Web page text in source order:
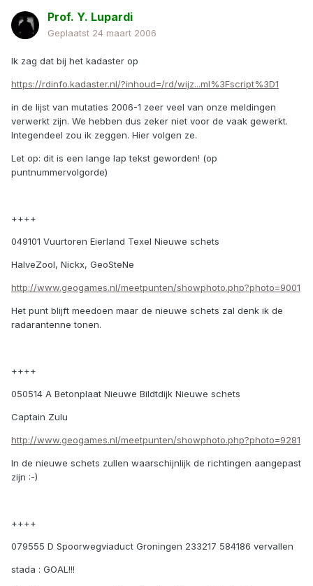
Prof. Y. Lupardi
Geplaatst 24 maart 2006
Ik zag dat bij het kadaster op
https://rdinfo.kadaster.nl/?inhoud=/rd/wijz...ml%3Fscript%3D1
in de lijst van mutaties 2006-1 zeer veel van onze meldingen
verwerkt zijn. We hebben dus zeker niet voor de vaak gewerkt.
Integendeel zou ik zeggen. Hier volgen ze.
Let op: dit is een lange lap tekst geworden! (op
puntnummervolgorde)
++++
049101 Vuurtoren Eierland Texel Nieuwe schets
HalveZool, Nickx, GeoSteNe
http://www.geogames.nl/meetpunten/showphoto.php?photo=9001
Het punt blijft meedoen maar de nieuwe schets zal denk ik de
radarantenne tonen.
++++
050514 A Betonplaat Nieuwe Bildtdijk Nieuwe schets
Captain Zulu
http://www.geogames.nl/meetpunten/showphoto.php?photo=9281
In de nieuwe schets zullen waarschijnlijk de richtingen aangepast
zijn :-)
++++
079555 D Spoorwegviaduct Groningen 233217 584186 vervallen
stada : GOAL!!!